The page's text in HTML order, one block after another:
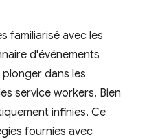
familiarisé avec les
d'événements
dans les
service workers. Bien
infinies, Ce
fournies avec